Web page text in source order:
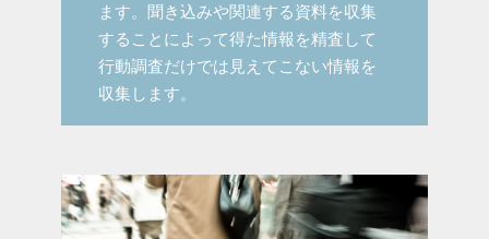
ます。聞き込みや関連する資料を収集
することによって得た情報を精査して
行動調査だけでは見えてこない情報を
収集します。